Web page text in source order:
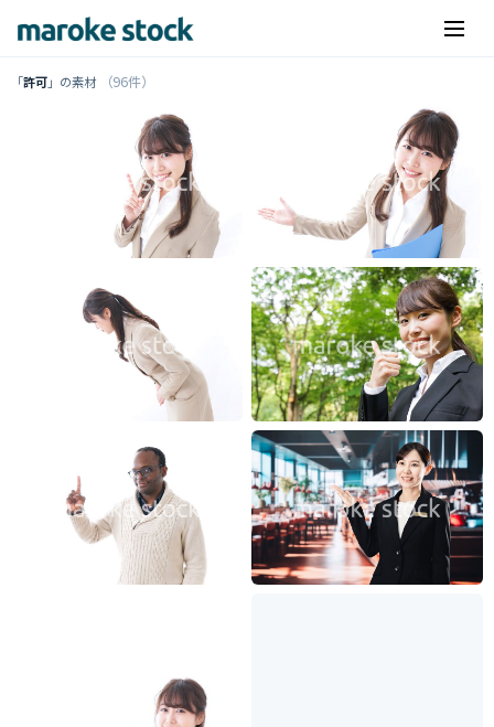
「許可」の素材 （96件）